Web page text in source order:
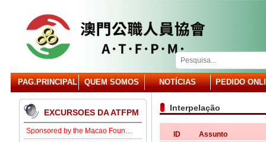
PAG.PRINCIPAL QUEM SOMOS NOTÍCIAS PEDIDO
EXCURSOES DA ATFPM
Sponsored by the Macao Foundation, the Macau Civil Servants Association (ATFPM) will organize the “Job Opportunities for Youth Seminar” at 3:00 p.m. on 15 August in our Association . Our guest speaker is Lawmaker José Pereira Coutinho.
Interpelação
ID Assunto